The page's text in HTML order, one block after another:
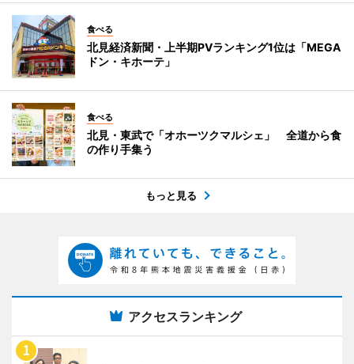
食べる
北見経済新聞・上半期PVランキング1位は「MEGA
ドン・キホーテ」
食べる
北見・東武で「オホーツクマルシェ」 全道から食
の作り手集う
もっと見る
アクセスランキング